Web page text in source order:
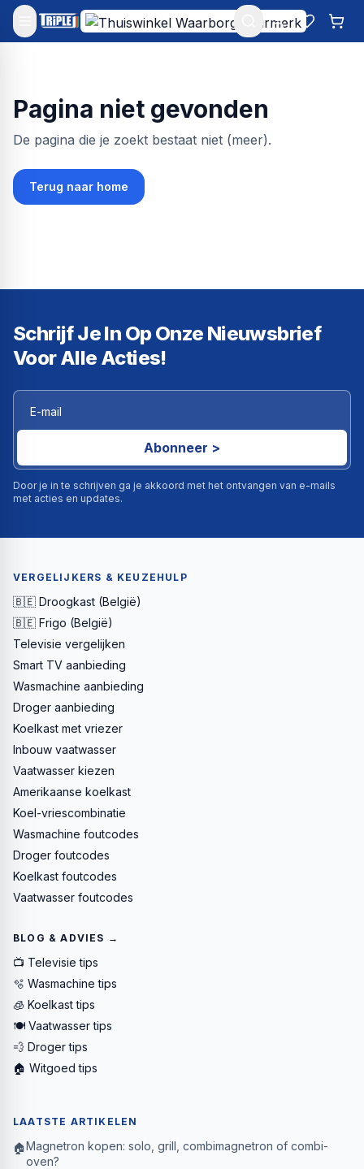
Mijn account
Pagina niet gevonden
De pagina die je zoekt bestaat niet (meer).
Terug naar home
Schrijf Je In Op Onze Nieuwsbrief
Voor Alle Acties!
Abonneer >
Door je in te schrijven ga je akkoord met het ontvangen van e-mails
met acties en updates.
VERGELIJKERS & KEUZEHULP
🇧🇪 Droogkast (België)
🇧🇪 Frigo (België)
Televisie vergelijken
Smart TV aanbieding
Wasmachine aanbieding
Droger aanbieding
Koelkast met vriezer
Inbouw vaatwasser
Vaatwasser kiezen
Amerikaanse koelkast
Koel-vriescombinatie
Wasmachine foutcodes
Droger foutcodes
Koelkast foutcodes
Vaatwasser foutcodes
BLOG & ADVIES →
📺 Televisie tips
🫧 Wasmachine tips
🧊 Koelkast tips
🍽️ Vaatwasser tips
💨 Droger tips
🏠 Witgoed tips
LAATSTE ARTIKELEN
🏠Magnetron kopen: solo, grill, combimagnetron of combi-
oven?